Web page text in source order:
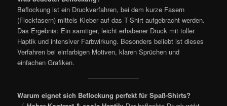
Beflockung ist ein Druckverfahren, bei dem kurze Fasern
(Flockfasern) mittels Kleber auf das T-Shirt aufgebracht werden.
Das Ergebnis: Ein samtiger, leicht erhabener Druck mit toller
Haptik und intensiver Farbwirkung. Besonders beliebt ist dieses
Verfahren bei einfarbigen Motiven, klaren Sprüchen und
einfachen Grafiken.
Warum eignet sich Beflockung perfekt für Spaß-Shirts?